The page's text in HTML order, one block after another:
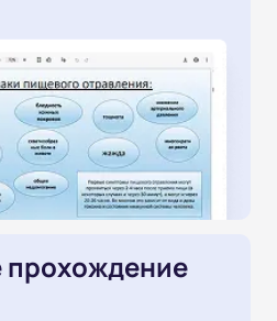
прохождение